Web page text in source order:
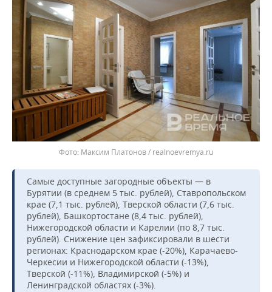
Максим Платонов / realnoevremya.ru
Самые доступные загородные объекты — в
Бурятии (в среднем 5 тыс. рублей), Ставропольском
крае (7,1 тыс. рублей), Тверской области (7,6 тыс.
рублей), Башкортостане (8,4 тыс. рублей),
Нижегородской области и Карелии (по 8,7 тыс.
рублей). Снижение цен зафиксировали в шести
регионах: Краснодарском крае (-20%), Карачаево-
Черкесии и Нижегородской области (-13%),
Тверской (-11%), Владимирской (-5%) и
Ленинградской областях (-3%).